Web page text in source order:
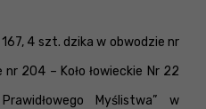
4 szt. dzika w obwodzie nr
204 – Koło łowieckie Nr 22
Myślistwa” w